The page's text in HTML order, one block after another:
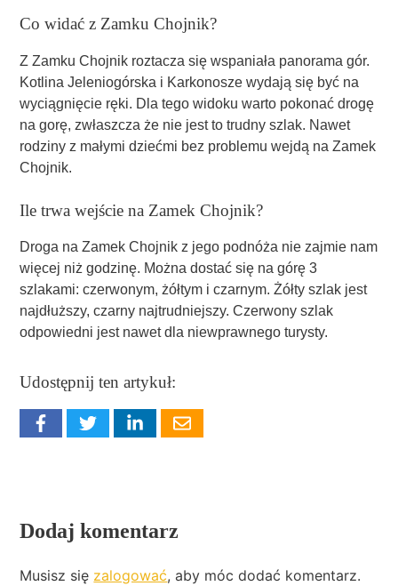
Co widać z Zamku Chojnik?
Z Zamku Chojnik roztacza się wspaniała panorama gór.
Kotlina Jeleniogórska i Karkonosze wydają się być na
wyciągnięcie ręki. Dla tego widoku warto pokonać drogę
na gorę, zwłaszcza że nie jest to trudny szlak. Nawet
rodziny z małymi dziećmi bez problemu wejdą na Zamek
Chojnik.
Ile trwa wejście na Zamek Chojnik?
Droga na Zamek Chojnik z jego podnóża nie zajmie nam
więcej niż godzinę. Można dostać się na górę 3
szlakami: czerwonym, żółtym i czarnym. Żółty szlak jest
najdłuższy, czarny najtrudniejszy. Czerwony szlak
odpowiedni jest nawet dla niewprawnego turysty.
Udostępnij ten artykuł:
Dodaj komentarz
Musisz się zalogować, aby móc dodać komentarz.